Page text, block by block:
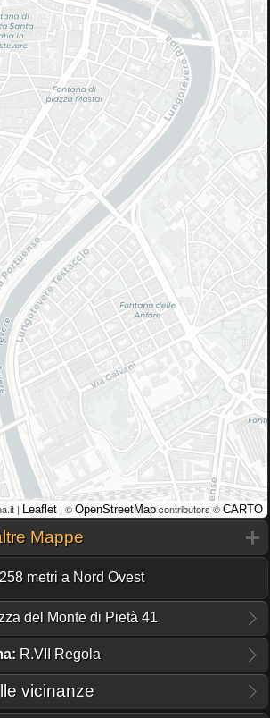
| Leaflet | © OpenStreetMap contributors © CARTO
Mappe
metri a Nord Ovest
del Monte di Pietà 41
R.VII Regola
vicinanze